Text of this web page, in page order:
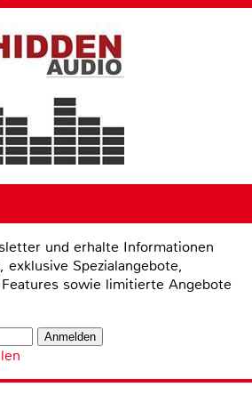
und erhalte Informationen
exklusive Spezialangebote,
sowie limitierte Angebote